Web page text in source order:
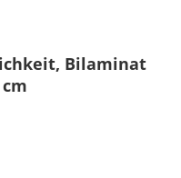
Bilaminat